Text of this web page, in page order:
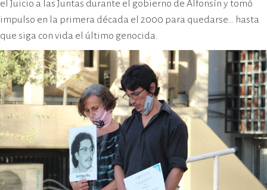
el Juicio a las Juntas durante el gobierno de Alfonsín y tomó
impulso en la primera década el 2000 para quedarse… hasta
que siga con vida el último genocida.